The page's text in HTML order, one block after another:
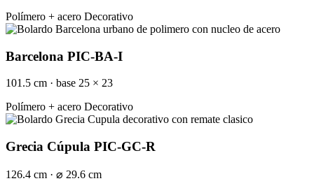
Polímero + acero Decorativo
Barcelona PIC-BA-I
101.5 cm · base 25 × 23
Polímero + acero Decorativo
Grecia Cúpula PIC-GC-R
126.4 cm · ⌀ 29.6 cm